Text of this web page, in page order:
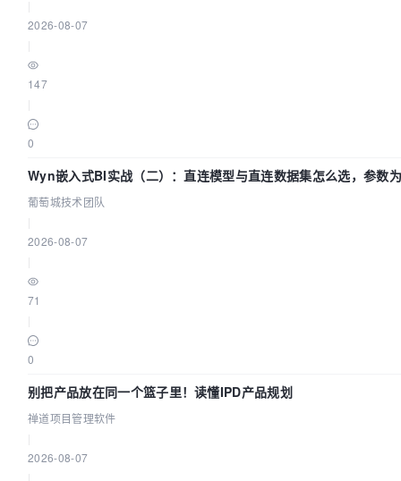
2026-08-07
147
0
Wyn嵌入式BI实战（二）：直连模型与直连数据集怎么选，参数
么不生效？| 葡萄城技术团队
葡萄城技术团队
2026-08-07
71
0
别把产品放在同一个篮子里！读懂IPD产品规划
禅道项目管理软件
2026-08-07